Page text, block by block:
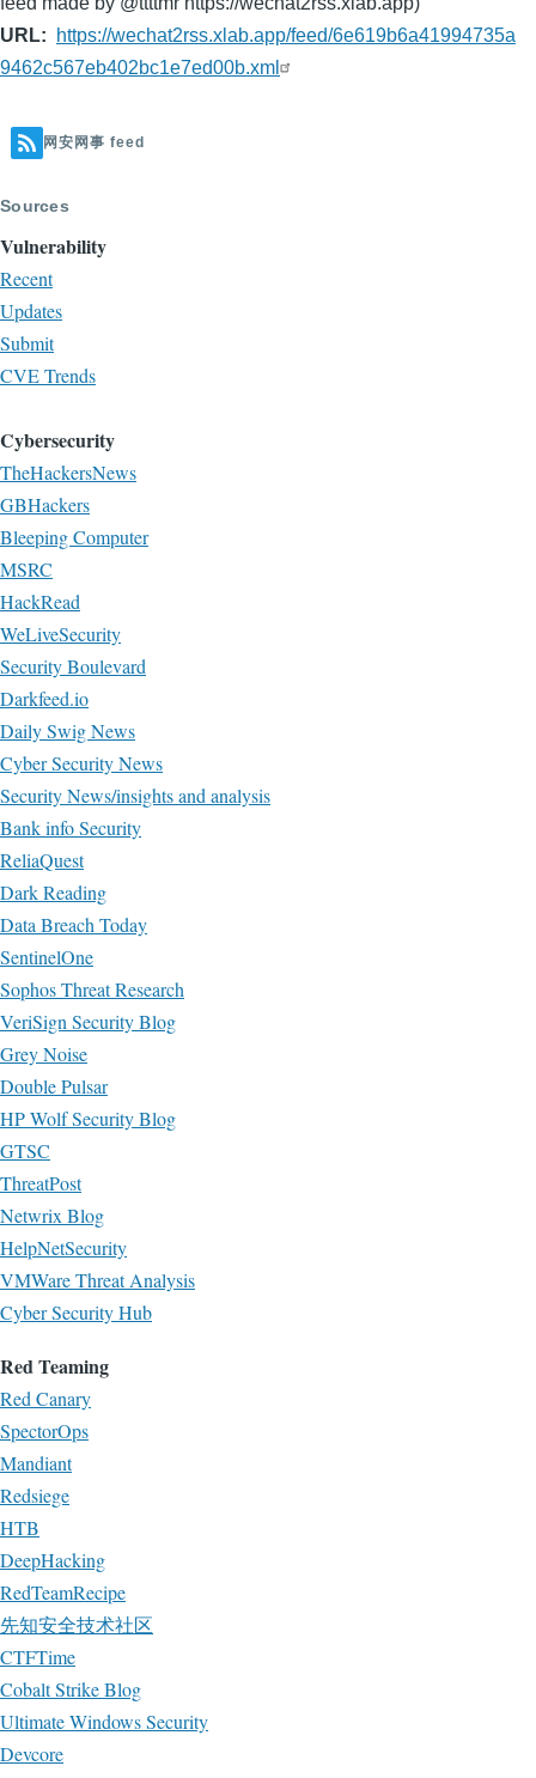
URL
https://wechat2rss.xlab.app/feed/6e619b6a41994735a
9462c567eb402bc1e7ed00b.xml
网安网事 feed
Sources
Vulnerability
Recent
Updates
Submit
CVE Trends
Cybersecurity
TheHackersNews
GBHackers
Bleeping Computer
MSRC
HackRead
WeLiveSecurity
Security Boulevard
Darkfeed.io
Daily Swig News
Cyber Security News
Security News/insights and analysis
Bank info Security
ReliaQuest
Dark Reading
Data Breach Today
SentinelOne
Sophos Threat Research
VeriSign Security Blog
Grey Noise
Double Pulsar
HP Wolf Security Blog
GTSC
ThreatPost
Netwrix Blog
HelpNetSecurity
VMWare Threat Analysis
Cyber Security Hub
Red Teaming
Red Canary
SpectorOps
Mandiant
Redsiege
HTB
DeepHacking
RedTeamRecipe
先知安全技术社区
CTFTime
Cobalt Strike Blog
Ultimate Windows Security
Devcore